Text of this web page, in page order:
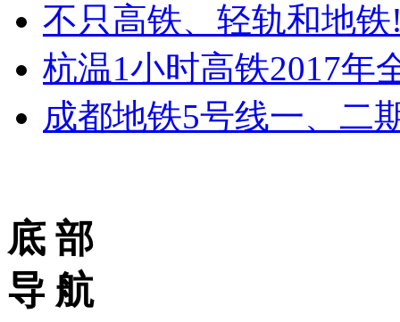
不只高铁、轻轨和地
杭温1小时高铁2017年
成都地铁5号线一、二
底 部
导 航